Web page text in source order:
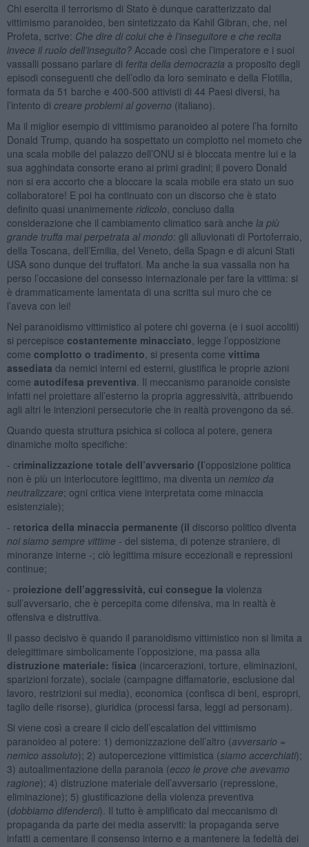
Chi esercita il terrorismo di Stato è dunque caratterizzato dal
vittimismo paranoideo, ben sintetizzato da Kahil Gibran, che, nel
Profeta, scrive: Che dire di colui che è l’inseguitore e che recita
invece il ruolo dell’inseguito? Accade così che l’imperatore e i suoi
vassalli possano parlare di ferita della democrazia a proposito degli
episodi conseguenti che dell’odio da loro seminato e della Flotilla,
formata da 51 barche e 400-500 attivisti di 44 Paesi diversi, ha
l’intento di creare problemi al governo (italiano).
Ma il miglior esempio di vittimismo paranoideo al potere l’ha fornito
Donald Trump, quando ha sospettato un complotto nel mometo che
una scala mobile del palazzo dell’ONU si è bloccata mentre lui e la
sua agghindata consorte erano ai primi gradini; il povero Donald
non si era accorto che a bloccare la scala mobile era stato un suo
collaboratore! E poi ha continuato con un discorso che è stato
definito quasi unanimemente ridicolo , concluso dalla
considerazione che il cambiamento climatico sarà anche la più
grande truffa mai perpetrata al mondo: gli alluvionati di Portoferraio,
della Toscana, dell’Emilia, del Veneto, della Spagn e di alcuni Stati
USA sono dunque dei truffatori. Ma anche la sua vassalla non ha
perso l’occasione del consesso internazionale per fare la vittima: si
è drammaticamente lamentata di una scritta sul muro che ce
l’aveva con lei!
Nel paranoidismo vittimistico al potere chi governa (e i suoi accoliti)
si percepisce costantemente minacciato , legge l’opposizione
come complotto o tradimento , si presenta come vittima
assediata da nemici interni ed esterni, giustifica le proprie azioni
come autodifesa preventiva . Il meccanismo paranoide consiste
infatti nel proiettare all’esterno la propria aggressività, attribuendo
agli altri le intenzioni persecutorie che in realtà provengono da sé.
Quando questa struttura psichica si colloca al potere, genera
dinamiche molto specifiche:
- criminalizzazione totale dell’avversario (l’opposizione politica
non è più un interlocutore legittimo, ma diventa un nemico da
neutralizzare; ogni critica viene interpretata come minaccia
esistenziale);
- retorica della minaccia permanente (il discorso politico diventa
noi siamo sempre vittime - del sistema, di potenze straniere, di
minoranze interne -; ciò legittima misure eccezionali e repressioni
continue;
- proiezione dell’aggressività, cui consegue la violenza
sull’avversario, che è percepita come difensiva, ma in realtà è
offensiva e distruttiva.
Il passo decisivo è quando il paranoidismo vittimistico non si limita a
delegittimare simbolicamente l’opposizione, ma passa alla
distruzione materiale: fisica (incarcerazioni, torture, eliminazioni,
sparizioni forzate), sociale (campagne diffamatorie, esclusione dal
lavoro, restrizioni sui media), economica (confisca di beni, espropri,
taglio delle risorse), giuridica (processi farsa, leggi ad personam).
Si viene così a creare il ciclo dell’escalation del vittimismo
paranoideo al potere: 1) demonizzazione dell’altro (avversario =
nemico assoluto); 2) autopercezione vittimistica (siamo accerchiati);
3) autoalimentazione della paranoia (ecco le prove che avevamo
ragione); 4) distruzione materiale dell’avversario (repressione,
eliminazione); 5) giustificazione della violenza preventiva
(dobbiamo difenderci). Il tutto è amplificato dal meccanismo di
propaganda da parte dei media asserviti: la propaganda serve
infatti a cementare il consenso interno e a mantenere la fedeltà dei